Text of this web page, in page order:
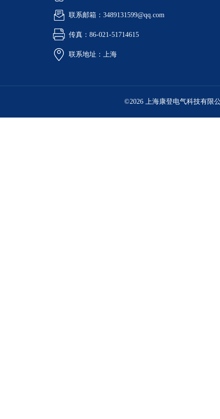
联系邮箱：3489131599@qq.com
传真：86-021-51714615
联系地址：上海
©2026 上海康登电气科技有限